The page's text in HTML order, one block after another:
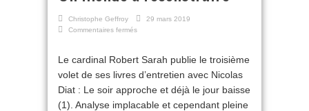
Christophe Geffroy
29 mars 2019
Commentaires fermés
à
reconstruire
Le cardinal Robert Sarah publie le troisième
volet de ses livres d’entretien avec Nicolas
Diat : Le soir approche et déjà le jour baisse
(1). Analyse implacable et cependant pleine